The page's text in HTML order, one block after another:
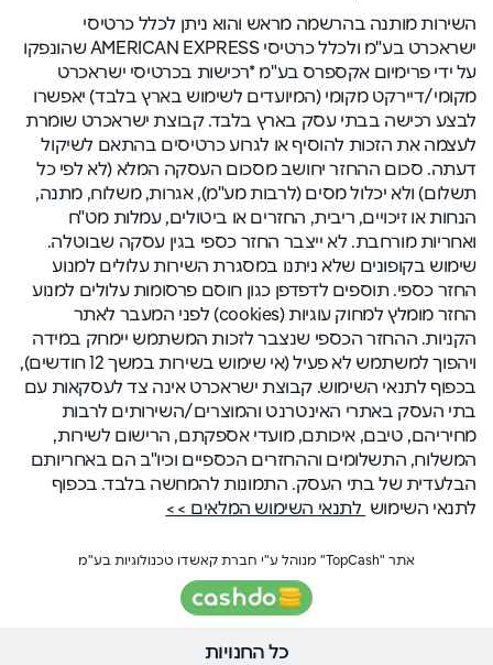
השירות מותנה בהרשמה מראש והוא ניתן לכלל כרטיסי
ישראכרט בע"מ ולכלל כרטיסי AMERICAN EXPRESS שהונפקו
על ידי פרימיום אקספרס בע"מ *רכישות בכרטיסי ישראכרט
מקומי/דיירקט מקומי (המיועדים לשימוש בארץ בלבד) יאפשרו
לבצע רכישה בבתי עסק בארץ בלבד. קבוצת ישראכרט שומרת
לעצמה את הזכות להוסיף או לגרוע כרטיסים בהתאם לשיקול
דעתה. סכום ההחזר יחושב מסכום העסקה המלא (לא לפי כל
תשלום) ולא יכלול מסים (לרבות מע"מ), אגרות, משלוח, מתנה,
הנחות או זיכויים, ריבית, החזרים או ביטולים, עמלות מט"ח
ואחריות מורחבת. לא ייצבר החזר כספי בגין עסקה שבוטלה.
שימוש בקופונים שלא ניתנו במסגרת השירות עלולים למנוע
החזר כספי. תוספים לדפדפן כגון חוסם פרסומות עלולים למנוע
החזר מומלץ למחוק עוגיות (cookies) לפני המעבר לאתר
הקניות. ההחזר הכספי שנצבר לזכות המשתמש יימחק במידה
ויהפוך למשתמש לא פעיל (אי שימוש בשירות במשך 12 חודשים),
בכפוף לתנאי השימוש. קבוצת ישראכרט אינה צד לעסקאות עם
בתי העסק באתרי האינטרנט והמוצרים/השירותים לרבות
מחיריהם, טיבם, איכותם, מועדי אספקתם, הרישום לשירות,
המשלוח, התשלומים וההחזרים הכספיים וכיו"ב הם באחריותם
הבלעדית של בתי העסק. התמונות להמחשה בלבד. בכפוף
לתנאי השימוש לתנאי השימוש המלאים >>
אתר "TopCash" מנוהל ע"י חברת קאשדו טכנולוגיות בע"מ
כל החנויות